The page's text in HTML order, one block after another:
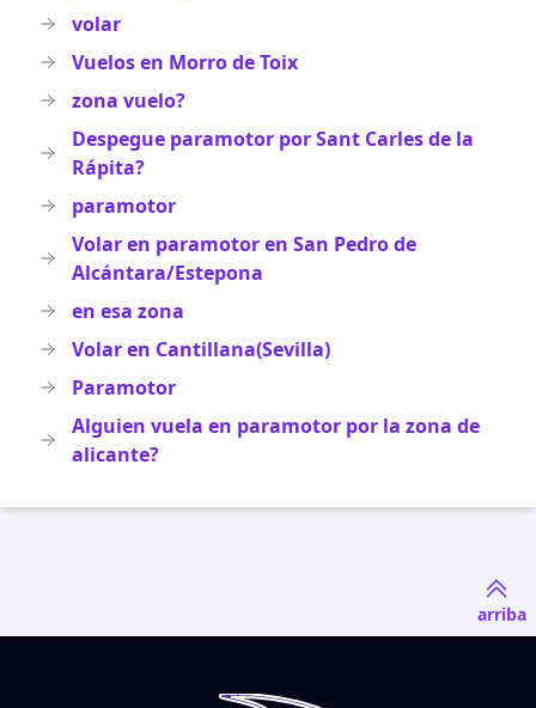
volar
Vuelos en Morro de Toix
zona vuelo?
Despegue paramotor por Sant Carles de la
Rápita?
paramotor
Volar en paramotor en San Pedro de
Alcántara/Estepona
en esa zona
Volar en Cantillana(Sevilla)
Paramotor
Alguien vuela en paramotor por la zona de
alicante?
arriba